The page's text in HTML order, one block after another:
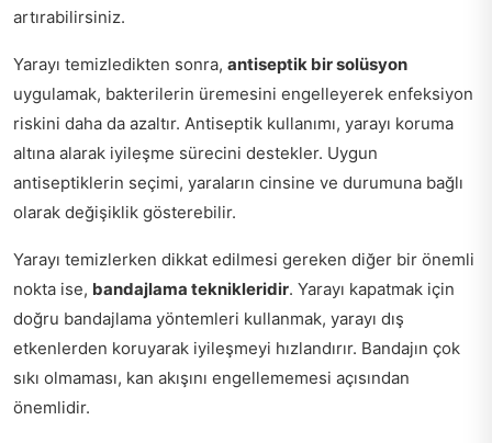
artırabilirsiniz.
Yarayı temizledikten sonra, antiseptik bir solüsyon
uygulamak, bakterilerin üremesini engelleyerek enfeksiyon
riskini daha da azaltır. Antiseptik kullanımı, yarayı koruma
altına alarak iyileşme sürecini destekler. Uygun
antiseptiklerin seçimi, yaraların cinsine ve durumuna bağlı
olarak değişiklik gösterebilir.
Yarayı temizlerken dikkat edilmesi gereken diğer bir önemli
nokta ise, bandajlama teknikleridir. Yarayı kapatmak için
doğru bandajlama yöntemleri kullanmak, yarayı dış
etkenlerden koruyarak iyileşmeyi hızlandırır. Bandajın çok
sıkı olmaması, kan akışını engellememesi açısından
önemlidir.